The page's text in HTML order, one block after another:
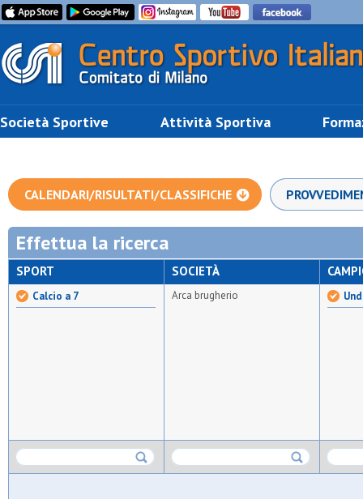
Società Sportive Attività Sportiva
CALENDARI/RISULTATI/CLASSIFICHE
Effettua la ricerca
SPORT
Calcio a 7
SOCIETÀ
Arca brugherio